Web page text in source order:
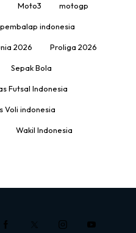
Moto3 motogp
pembalap indonesia
2026 Proliga 2026
Sepak Bola
Futsal Indonesia
Voli indonesia
Wakil Indonesia